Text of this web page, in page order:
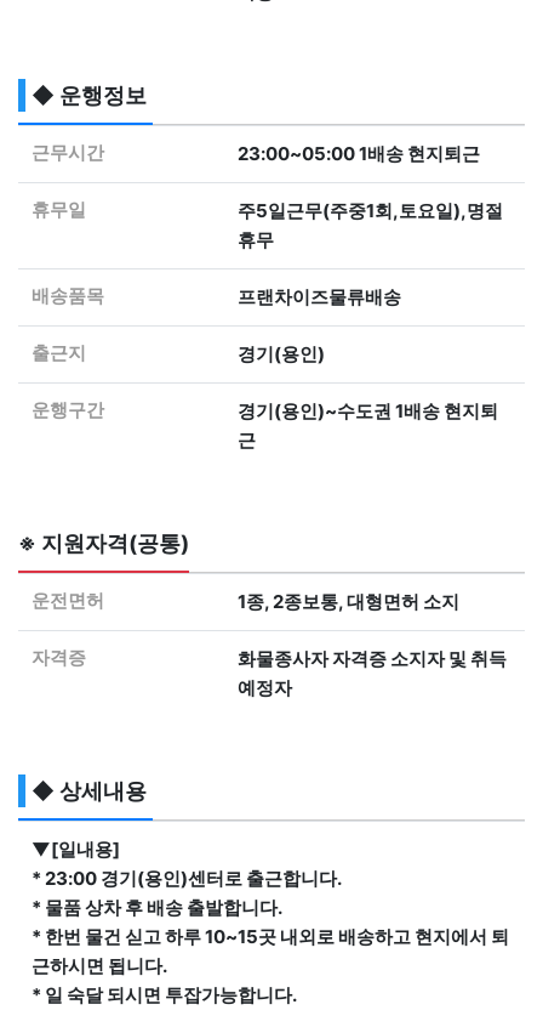
◆ 운행정보
근무시간 23:00~05:00 1배송 현지퇴근
휴무일
주5일근무(주중1회,토요일),명절
휴무
배송품목 프랜차이즈물류배송
출근지 경기(용인)
운행구간
경기(용인)~수도권 1배송 현지퇴
근
※ 지원자격(공통)
운전면허 1종, 2종보통, 대형면허 소지
자격증
화물종사자 자격증 소지자 및 취득
예정자
◆ 상세내용
▼[일내용]
* 23:00 경기(용인)센터로 출근합니다.
* 물품 상차 후 배송 출발합니다.
* 한번 물건 싣고 하루 10~15곳 내외로 배송하고 현지에서 퇴
근하시면 됩니다.
* 일 숙달 되시면 투잡가능합니다.